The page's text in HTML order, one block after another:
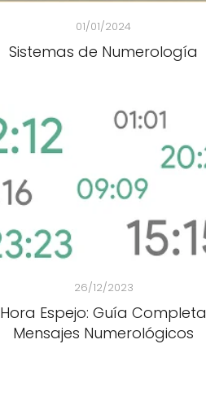
01/01/2024
Sistemas de Numerología
26/12/2023
Hora Espejo: Guía Completa
Mensajes Numerológicos